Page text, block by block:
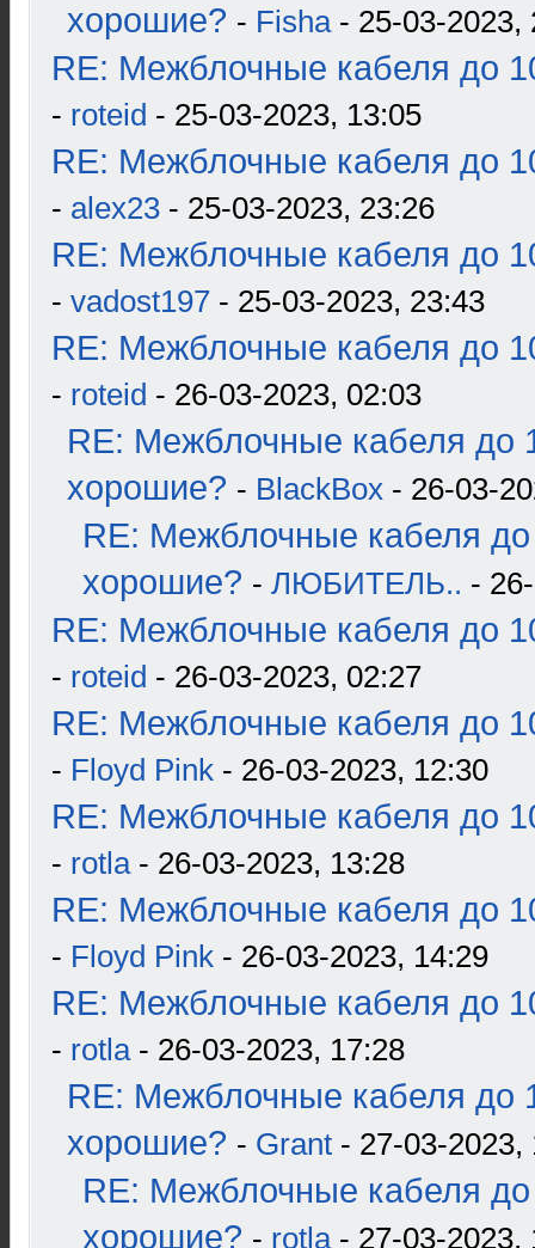
хорошие? - Fisha- 25-03-2023,
RE: Межблочные кабеля до
- roteid - 25-03-2023, 13:05
RE: Межблочные кабеля до
- alex23 - 25-03-2023, 23:26
RE: Межблочные кабеля до
- vadost197 - 25-03-2023, 23:43
RE: Межблочные кабеля до
- roteid - 26-03-2023, 02:03
RE: Межблочные кабеля до
хорошие? - BlackBox - 26-03-
RE: Межблочные кабеля до
хорошие? - ЛЮБИТЕЛЬ.. -
RE: Межблочные кабеля до
- roteid - 26-03-2023, 02:27
RE: Межблочные кабеля до
- Floyd Pink - 26-03-2023, 12:30
RE: Межблочные кабеля до
- rotla- 26-03-2023, 13:28
RE: Межблочные кабеля до
- Floyd Pink - 26-03-2023, 14:29
RE: Межблочные кабеля до
- rotla- 26-03-2023, 17:28
RE: Межблочные кабеля до
хорошие? - Grant - 27-03-2023,
RE: Межблочные кабеля до
хорошие? - rotla- 27-03-2023,